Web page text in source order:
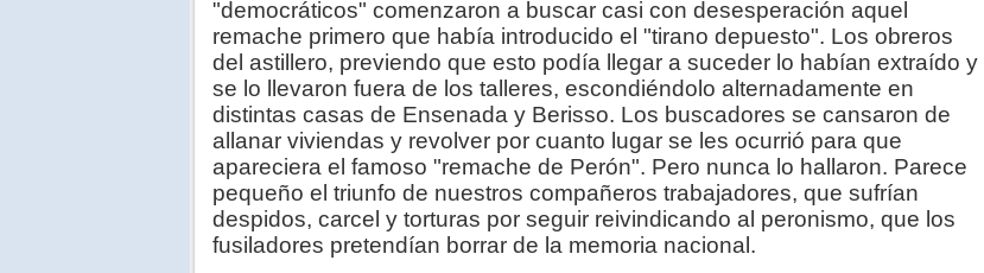
"democráticos" comenzaron a buscar casi con desesperación aquel
remache primero que había introducido el "tirano depuesto". Los obreros
del astillero, previendo que esto podía llegar a suceder lo habían extraído y
se lo llevaron fuera de los talleres, escondiéndolo alternadamente en
distintas casas de Ensenada y Berisso. Los buscadores se cansaron de
allanar viviendas y revolver por cuanto lugar se les ocurrió para que
apareciera el famoso "remache de Perón". Pero nunca lo hallaron. Parece
pequeño el triunfo de nuestros compañeros trabajadores, que sufrían
despidos, carcel y torturas por seguir reivindicando al peronismo, que los
fusiladores pretendían borrar de la memoria nacional.